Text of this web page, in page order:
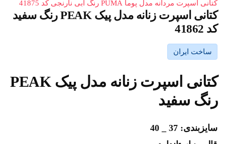
کتانی اسپرت مردانه مدل پوما PUMA رنگ آبی نارنجی کد 41875
کتانی اسپرت زنانه مدل پیک PEAK رنگ سفید
کد 41862
ساخت ایران
کتانی اسپرت زنانه مدل پیک PEAK
رنگ سفید
سایزبندی: 37 _ 40